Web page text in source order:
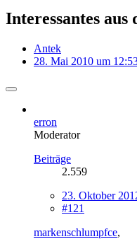
Interessantes
Antek
28. Mai 2010 um
erron
Moderator
Beiträge
2.559
23. Oktober
#121
markenschlumpfce,